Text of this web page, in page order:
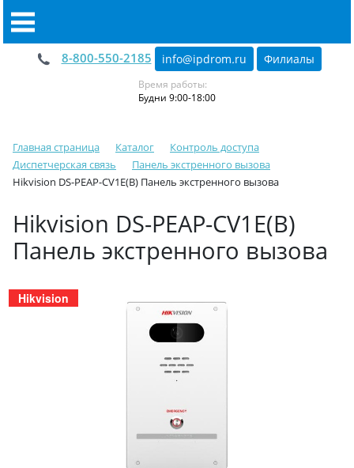
8-800-550-2185 info@ipdrom.ru Филиалы
Время работы:
Будни 9:00-18:00
Главная страница Каталог
Контроль доступа
Диспетчерская связь
Панель экстренного вызова
Hikvision DS-PEAP-CV1E(B) Панель экстренного вызова
Hikvision DS-PEAP-CV1E(B)
Панель экстренного вызова
Hikvision